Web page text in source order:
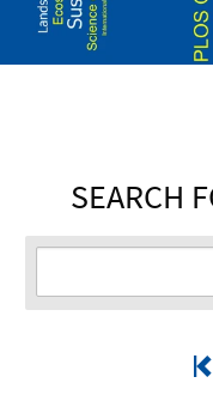
SEARCH